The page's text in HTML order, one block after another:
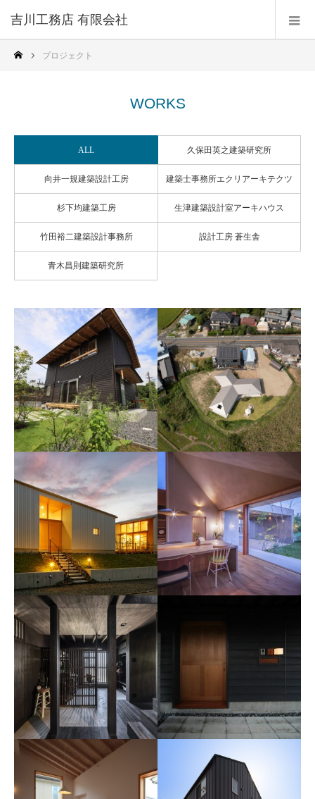
吉川工務店 有限会社
プロジェクト
WORKS
ALL 久保田英之建築研究所
向井一規建築設計工房 建築士事務所エクリアーキテクツ
杉下均建築工房 生津建築設計室アーキハウス
竹田裕二建築設計事務所 設計工房 蒼生舎
青木昌則建築研究所
蓮花寺の家
青木昌則建築研究所 日進の家
建築士事務所エクリアーキテ
クツ
T・S邸
設計工房 蒼生舎
建築士事務所エクリアーキテ
クツ